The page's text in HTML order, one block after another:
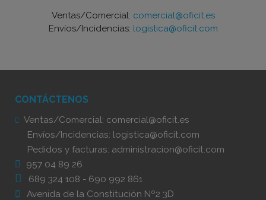
Ventas/Comercial: comercial@oficit.es
Envíos/Incidencias: logistica@oficit.com
CONTÁCTENOS
Ventas/Comercial: comercial@oficit.es
Envíos/Incidencias: logistica@oficit.com
Pedidos y facturas: administracion@oficit.com
957 04 89 26
689 324 108 - 690 992 861
Avenida de la Constitución Nº2 3D